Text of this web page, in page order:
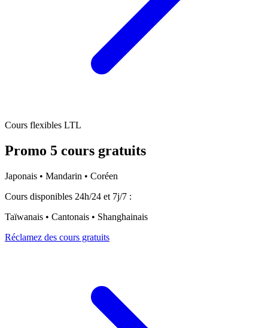
Cours flexibles LTL
Promo 5 cours gratuits
Japonais • Mandarin • Coréen
Cours disponibles 24h/24 et 7j/7 :
Taïwanais • Cantonais • Shanghainais
Réclamez des cours gratuits